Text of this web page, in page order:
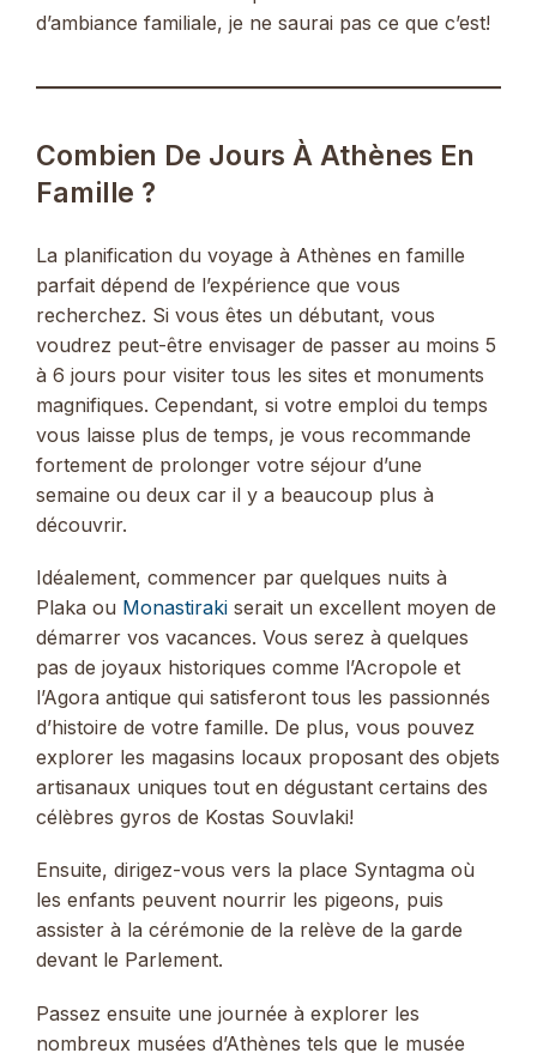
d’ambiance familiale, je ne saurai pas ce que c’est!
Combien De Jours À Athènes En
Famille ?
La planification du voyage à Athènes en famille
parfait dépend de l’expérience que vous
recherchez. Si vous êtes un débutant, vous
voudrez peut-être envisager de passer au moins 5
à 6 jours pour visiter tous les sites et monuments
magnifiques. Cependant, si votre emploi du temps
vous laisse plus de temps, je vous recommande
fortement de prolonger votre séjour d’une
semaine ou deux car il y a beaucoup plus à
découvrir.
Idéalement, commencer par quelques nuits à
Plaka ou Monastiraki serait un excellent moyen de
démarrer vos vacances. Vous serez à quelques
pas de joyaux historiques comme l’Acropole et
l’Agora antique qui satisferont tous les passionnés
d’histoire de votre famille. De plus, vous pouvez
explorer les magasins locaux proposant des objets
artisanaux uniques tout en dégustant certains des
célèbres gyros de Kostas Souvlaki!
Ensuite, dirigez-vous vers la place Syntagma où
les enfants peuvent nourrir les pigeons, puis
assister à la cérémonie de la relève de la garde
devant le Parlement.
Passez ensuite une journée à explorer les
nombreux musées d’Athènes tels que le musée